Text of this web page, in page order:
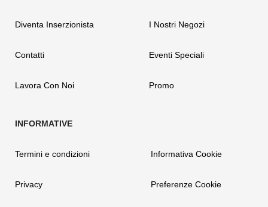
Diventa Inserzionista
Contatti
Lavora Con Noi
I Nostri Negozi
Eventi Speciali
Promo
Termini e condizioni
Privacy
Informativa Cookie
Preferenze Cookie